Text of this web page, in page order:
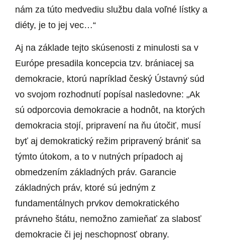
nám za túto medvediu službu dala voľné lístky a
diéty, je to jej vec…“
Aj na základe tejto skúsenosti z minulosti sa v
Európe presadila koncepcia tzv. brániacej sa
demokracie, ktorú napríklad český Ústavný súd
vo svojom rozhodnutí popísal nasledovne: „Ak
sú odporcovia demokracie a hodnôt, na ktorých
demokracia stojí, pripravení na ňu útočiť, musí
byť aj demokratický režim pripravený brániť sa
týmto útokom, a to v nutných prípadoch aj
obmedzením základných práv. Garancie
základných práv, ktoré sú jedným z
fundamentálnych prvkov demokratického
právneho štátu, nemožno zamieňať za slabosť
demokracie či jej neschopnosť obrany.